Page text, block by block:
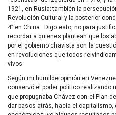
1921, en Rusia; también la
Revolución Cultural y la posterior
4” en China. Digo esto, no para
recordar a quienes plantean que los
por el gobierno chavista son la
en revoluciones que todos
vivos.
Según mi humilde opinión en
conservó el poder político realizando
que propugnaba Chávez con el Plan
dar pasos atrás, hacia el